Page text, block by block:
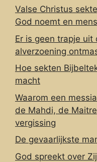
Valse Christus
God noemt en
Er is geen trapje uit
alverzoening
Hoe sekten
macht
Waarom een
de Mahdi, de
vergissing
De gevaarlijkste
God spreekt over